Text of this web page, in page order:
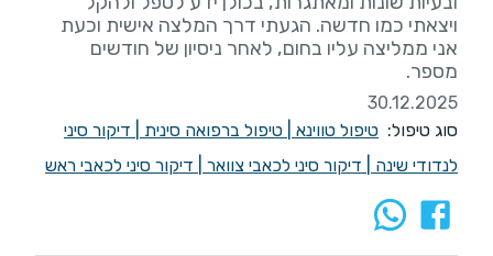
ויצאתי כמו חדשה. הגעתי דרך המלצה אישית וכעת
אני ממליצה עליו בחום, לאחר ניסיון של חודשים
מספר.
30.12.2025
סוג טיפול: טיפול טווינא טיפול ברפואה סינית
דיקור סיני
לנדודי שינה
דיקור סיני לכאבי צוואר דיקור סיני לכאבי ראש